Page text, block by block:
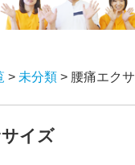
> 未分類> 腰痛エク
イズ